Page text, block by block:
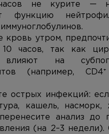
не курите —
функцию
кровь утром,
часов, так как
на
(например,
острых инфекций:
кашель, насморк,
анализ до
(на 2–3 недели).